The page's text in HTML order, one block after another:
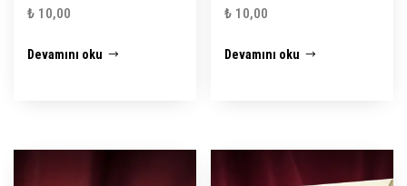
₺ 10,00
Devamını oku
₺ 10,00
Devamını oku